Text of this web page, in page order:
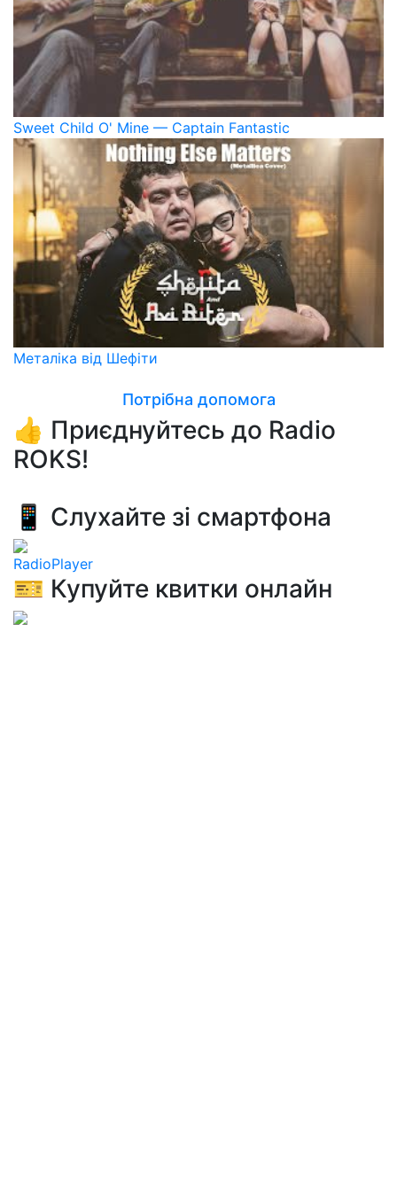
Sweet Child O' Mine — Captain Fantastic
Металіка від Шефіти
Потрібна допомога
👍 Приєднуйтесь до Radio
ROKS!
📱 Слухайте зі смартфона
RadioPlayer
🎫 Купуйте квитки онлайн